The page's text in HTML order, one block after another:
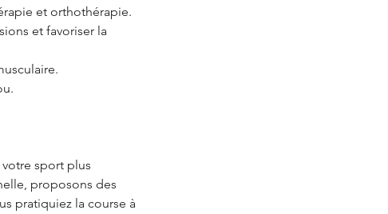
et orthothérapie.
et favoriser la
sport plus
proposons des
pratiquiez la course à